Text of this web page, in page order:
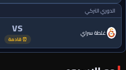
الدوري التركي
غلطة سراي VS
⏰ قادمة